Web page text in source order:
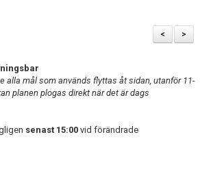
>
<
alla mål som används flyttas åt sidan, utanför 11-
planen plogas direkt när det är dags
senast 15:00 vid förändrade